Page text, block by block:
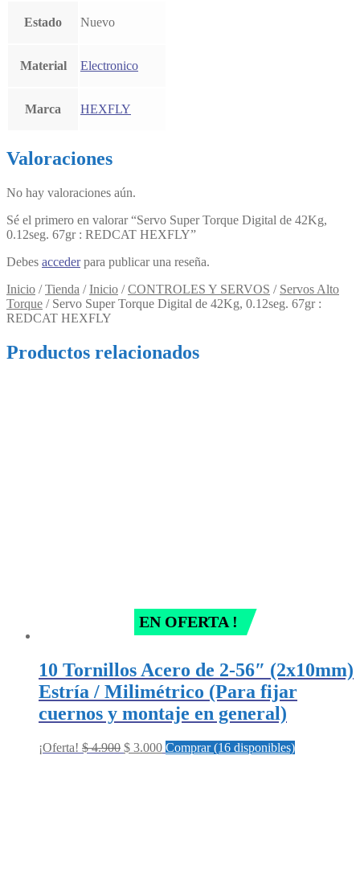
Estado Nuevo
Material Electronico
Marca HEXFLY
Valoraciones
No hay valoraciones aún.
Sé el primero en valorar “Servo Super Torque Digital de 42Kg,
0.12seg. 67gr : REDCAT HEXFLY”
Debes accederpara publicar una reseña.
Inicio /Tienda /Inicio /CONTROLES Y SERVOS / Servos Alto
Torque / Servo Super Torque Digital de 42Kg, 0.12seg. 67gr :
REDCAT HEXFLY
Productos relacionados
EN OFERTA !
10 Tornillos Acero de 2-56″ (2x10mm)
Estría / Milimétrico (Para fijar
cuernos y montaje en general)
¡Oferta! $4.900 Original
$ 3.000Current
Comprar (16 disponibles)